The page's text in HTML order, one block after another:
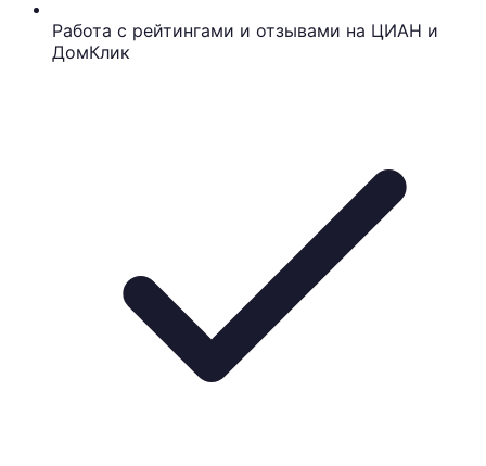
Работа с рейтингами и отзывами на ЦИАН и
ДомКлик